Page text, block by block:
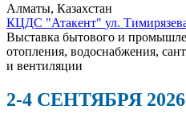
Алматы, Казахстан
КЦДС "Атакент" ул.
Выставка бытового и
отопления, водоснабжения,
и вентиляции
2-4 СЕНТЯБРЯ 2026